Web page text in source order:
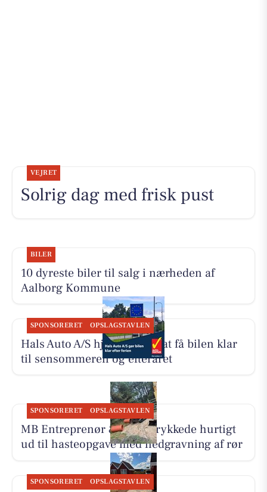
VEJRET
Solrig dag med frisk pust
BILER
10 dyreste biler til salg i nærheden af
Aalborg Kommune
SPONSORERET OPSLAGSTAVLEN
Hals Auto A/S hjælper med at få bilen klar
til sensommeren og efteråret
SPONSORERET OPSLAGSTAVLEN
MB Entreprenør & Anlæg rykkede hurtigt
ud til hasteopgave med nedgravning af rør
SPONSORERET OPSLAGSTAVLEN